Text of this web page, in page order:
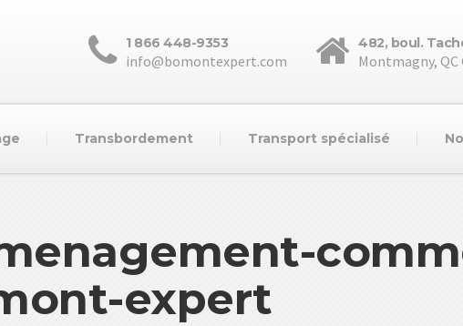
1 866 448-9353
info@bomontexpert.com
482, boul.
Montmagny, QC
Transbordement Transport spécialisé
expert